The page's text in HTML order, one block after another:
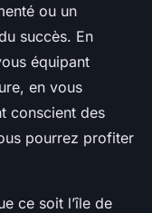
ou un
succès. En
équipant
en vous
conscient des
pourrez profiter
ce soit l’île de